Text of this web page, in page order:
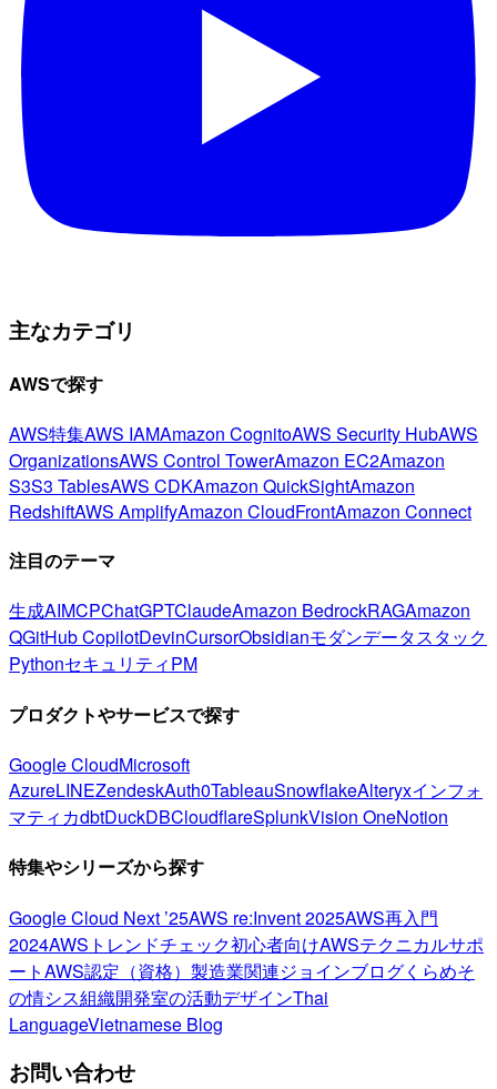
主なカテゴリ
AWSで探す
AWS特集AWS IAMAmazon CognitoAWS Security HubAWS
OrganizationsAWS Control TowerAmazon EC2Amazon
S3S3 TablesAWS CDKAmazon QuickSightAmazon
RedshiftAWS AmplifyAmazon CloudFrontAmazon Connect
注目のテーマ
生成AIMCPChatGPTClaudeAmazon BedrockRAGAmazon
QGitHub CopilotDevinCursorObsidianモダンデータスタック
PythonセキュリティPM
プロダクトやサービスで探す
Google CloudMicrosoft
AzureLINEZendeskAuth0TableauSnowflakeAlteryxインフォ
マティカdbtDuckDBCloudflareSplunkVision OneNotion
特集やシリーズから探す
Google Cloud Next ’25AWS re:Invent 2025AWS再入門
2024AWSトレンドチェック初心者向けAWSテクニカルサポ
ートAWS認定（資格） 製造業関連ジョインブログくらめそ
の情シス組織開発室の活動デザインThai
LanguageVietnamese Blog
お問い合わせ